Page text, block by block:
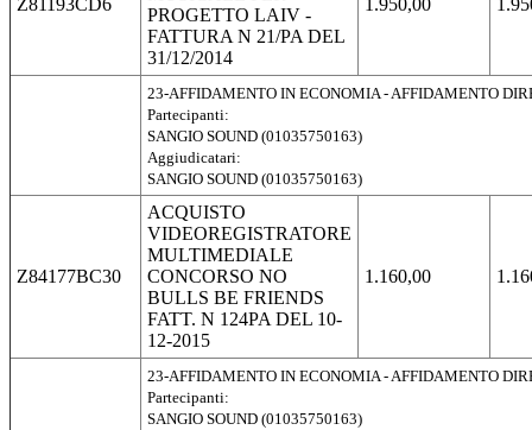
Z81193CD6
PROGETTO LAIV -
FATTURA N 21/PA DEL
31/12/2014
1.950,00
23-AFFIDAMENTO IN ECONOMIA - AFFIDAMENTO
Partecipanti:
SANGIO SOUND (01035750163)
Aggiudicatari:
SANGIO SOUND (01035750163)
Z84177BC30
ACQUISTO
VIDEOREGISTRATORE
MULTIMEDIALE
CONCORSO NO
BULLS BE FRIENDS
FATT. N 124PA DEL 10-
12-2015
1.160,00
23-AFFIDAMENTO IN ECONOMIA - AFFIDAMENTO
Partecipanti:
SANGIO SOUND (01035750163)